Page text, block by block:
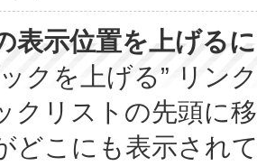
表示位置を上げる
クを上げる” リン
クリストの先頭に
どこにも表示され